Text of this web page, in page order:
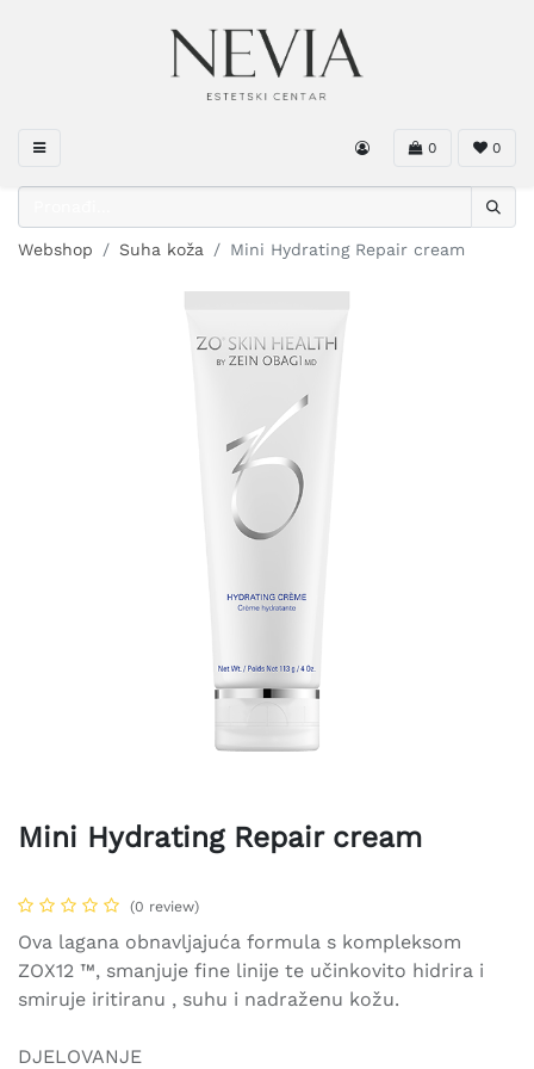
0 0
Webshop Suha koža Mini Hydrating Repair cream
Mini Hydrating Repair cream
(0 review)
Ova lagana obnavljajuća formula s kompleksom
ZOX12 ™, smanjuje fine linije te učinkovito hidrira i
smiruje iritiranu , suhu i nadraženu kožu.
DJELOVANJE